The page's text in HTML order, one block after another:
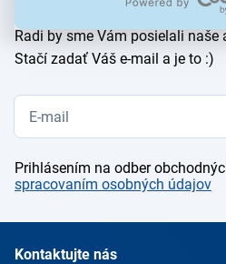
Radi by sme Vám posielali naše
Stačí zadať Váš e-mail a je to :)
Prihlásením na odber
spracovaním osobných údajov
Kontaktujte nás